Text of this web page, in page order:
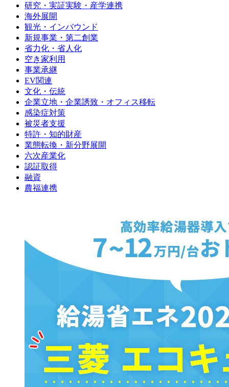
研究・実証実験・産学連携
海外展開
観光・インバウンド
新規事業・第二創業
省力化・省人化
空き家利用
事業承継
EV関連
文化・伝統
企業立地・企業誘致・オフィス移転
感染症対策
被災者支援
特許・知的財産
業態転換・新分野展開
六次産業化
認証取得
融資
農福連携